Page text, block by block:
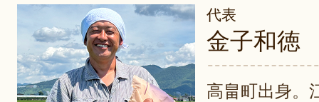
代表
金子和徳
高畠町出身。